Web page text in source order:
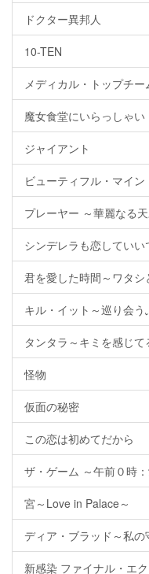
ドクター異邦人
10-TEN
メディカル・トップチー
魔女食堂にいらっしゃい
ジャイアント
ビューティフル・マイ
プレーヤー ～華麗なる
シンデレラも恋していい
君を愛した時間～ワタ
キル・イット～巡り会う
タンタラ～キミを感じて
怪物
仮面の秘密
この恋は初めてだから
ザ・ゲーム ～午前０時
宮～Love in Palace～
ディア・ブラッド～私の
新感染 ファイナル・エ